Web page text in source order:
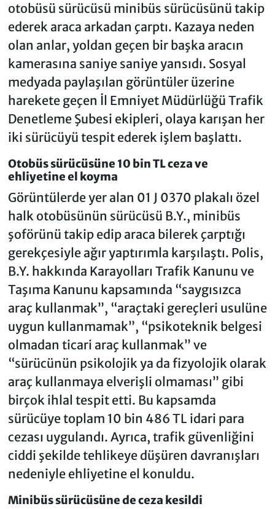
otobüsü sürücüsü minibüs sürücüsünü takip
ederek araca arkadan çarptı. Kazaya neden
olan anlar, yoldan geçen bir başka aracın
kamerasına saniye saniye yansıdı. Sosyal
medyada paylaşılan görüntüler üzerine
harekete geçen İl Emniyet Müdürlüğü Trafik
Denetleme Şubesi ekipleri, olaya karışan her
iki sürücüyü tespit ederek işlem başlattı.
Otobüs sürücüsüne 10 bin TL ceza ve
ehliyetine el koyma
Görüntülerde yer alan 01 J 0370 plakalı özel
halk otobüsünün sürücüsü B.Y., minibüs
şoförünü takip edip araca bilerek çarptığı
gerekçesiyle ağır yaptırımla karşılaştı. Polis,
B.Y. hakkında Karayolları Trafik Kanunu ve
Taşıma Kanunu kapsamında “saygısızca
araç kullanmak”, “araçtaki gereçleri usulüne
uygun kullanmamak”, “psikoteknik belgesi
olmadan ticari araç kullanmak” ve
“sürücünün psikolojik ya da fizyolojik olarak
araç kullanmaya elverişli olmaması” gibi
birçok ihlal tespit etti. Bu kapsamda
sürücüye toplam 10 bin 486 TL idari para
cezası uygulandı. Ayrıca, trafik güvenliğini
ciddi şekilde tehlikeye düşüren davranışları
nedeniyle ehliyetine el konuldu.
Minibüs sürücüsüne de ceza kesildi